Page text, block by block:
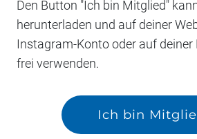
Den Button "Ich bin Mitglied"
herunterladen und auf deiner
Instagram-Konto oder auf deiner
frei verwenden.
Ich bin